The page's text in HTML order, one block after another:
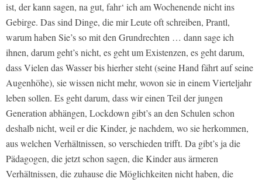
ist, der kann sagen, na gut, fahr‘ ich am Wochenende nicht ins
Gebirge. Das sind Dinge, die mir Leute oft schreiben, Prantl,
warum haben Sie’s so mit den Grundrechten … dann sage ich
ihnen, darum geht’s nicht, es geht um Existenzen, es geht darum,
dass Vielen das Wasser bis hierher steht (seine Hand fährt auf seine
Augenhöhe), sie wissen nicht mehr, wovon sie in einem Vierteljahr
leben sollen. Es geht darum, dass wir einen Teil der jungen
Generation abhängen, Lockdown gibt’s an den Schulen schon
deshalb nicht, weil er die Kinder, je nachdem, wo sie herkommen,
aus welchen Verhältnissen, so verschieden trifft. Da gibt’s ja die
Pädagogen, die jetzt schon sagen, die Kinder aus ärmeren
Verhältnissen, die zuhause die Möglichkeiten nicht haben, die